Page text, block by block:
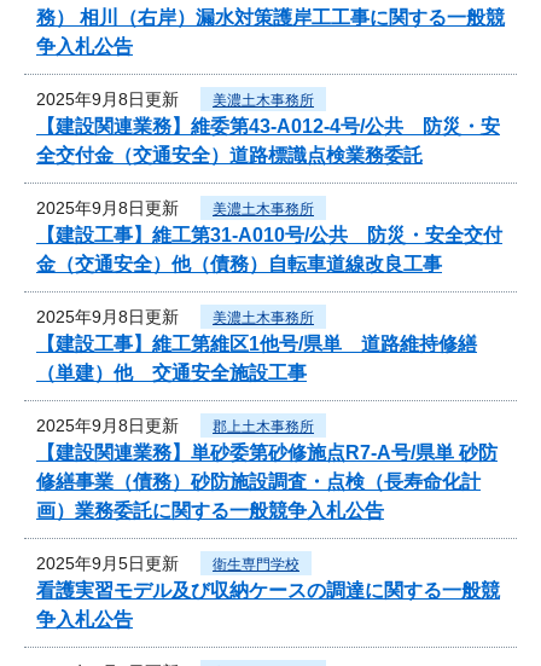
務） 相川（右岸）漏水対策護岸工工事に関する一般競
争入札公告
2025年9月8日更新 美濃土木事務所
【建設関連業務】維委第43-A012-4号/公共 防災・安
全交付金（交通安全）道路標識点検業務委託
2025年9月8日更新 美濃土木事務所
【建設工事】維工第31-A010号/公共 防災・安全交付
金（交通安全）他（債務）自転車道線改良工事
2025年9月8日更新 美濃土木事務所
【建設工事】維工第維区1他号/県単 道路維持修繕
（単建）他 交通安全施設工事
2025年9月8日更新 郡上土木事務所
【建設関連業務】単砂委第砂修施点R7-A号/県単 砂防
修繕事業（債務）砂防施設調査・点検（長寿命化計
画）業務委託に関する一般競争入札公告
2025年9月5日更新 衛生専門学校
看護実習モデル及び収納ケースの調達に関する一般競
争入札公告